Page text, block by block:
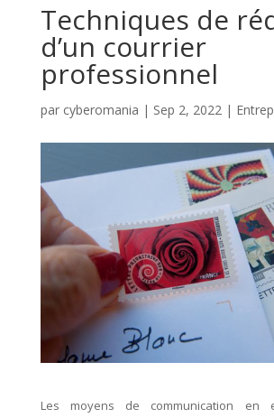
Techniques de
d’un courrier
professionnel
par cyberomania | Sep 2, 2022|
Les moyens de communication en